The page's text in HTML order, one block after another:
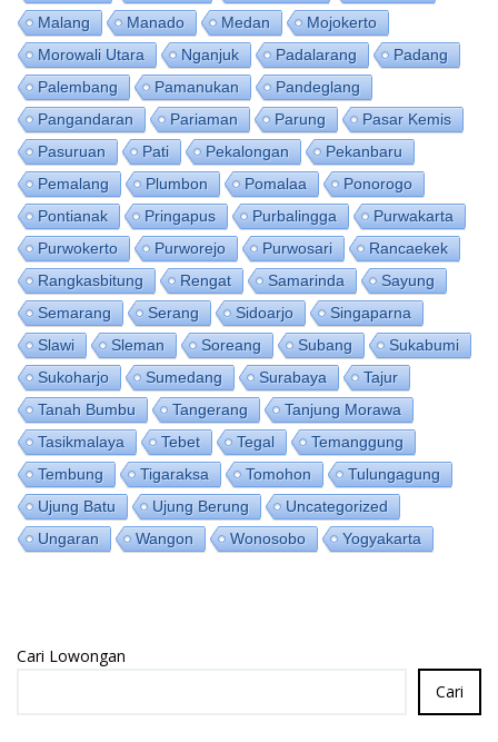
Malang
Manado Medan
Mojokerto
Morowali Utara
Nganjuk Padalarang
Padang
Palembang
Pamanukan
Pandeglang
Pangandaran
Pariaman Parung
Pasar Kemis
Pasuruan
Pati Pekalongan
Pekanbaru
Pemalang
Plumbon Pomalaa
Ponorogo
Pontianak
Pringapus Purbalingga
Purwakarta
Purwokerto
Purworejo Purwosari
Rancaekek
Rangkasbitung
Rengat Samarinda
Sayung
Semarang
Serang Sidoarjo
Singaparna
Slawi
Sleman Soreang Subang
Sukabumi
Sukoharjo
Sumedang Surabaya
Tajur
Tanah Bumbu
Tangerang
Tanjung Morawa
Tasikmalaya
Tebet Tegal
Temanggung
Tembung
Tigaraksa Tomohon
Tulungagung
Ujung Batu
Ujung Berung
Uncategorized
Ungaran
Wangon Wonosobo Yogyakarta
Cari Lowongan
Cari